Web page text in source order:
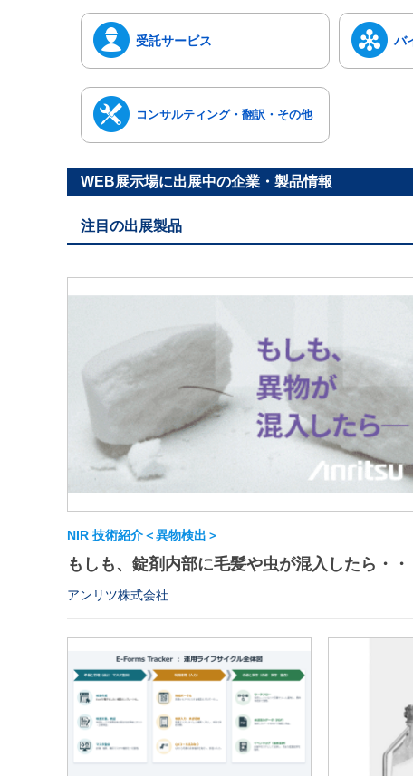
受託サービス バ
コンサルティング・翻訳・その他
WEB展示場に出展中の企業・製品情報
注目の出展製品
NIR 技術紹介＜異物検出＞
もしも、錠剤内部に毛髪や虫が混入したら・・
アンリツ株式会社